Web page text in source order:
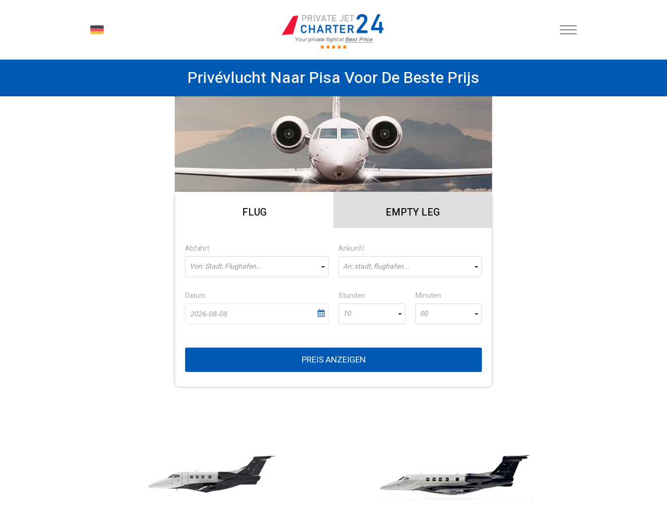
Privévlucht Naar Pisa Voor De Beste Prijs
FLUG EMPTY LEG
Abfahrt
Von: Stadt, Flughafen...
Ankunft
An: stadt, flughafen...
Datum
Stunden
10
Minuten
00
PREIS ANZEIGEN